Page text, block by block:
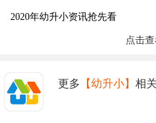
2020年幼升小资讯抢先看
点击
更多 【幼升小】 相